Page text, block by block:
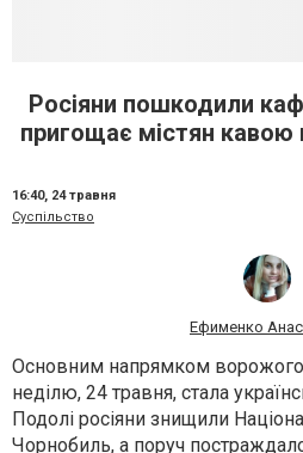
Росіяни пошкодили
пригощає містян кавою
16:40, 24 травня
Суспільство
Ефименко
Основним напрямком ворожого
неділю, 24 травня, стала
Подолі росіяни знищили
Чорнобиль, а поруч